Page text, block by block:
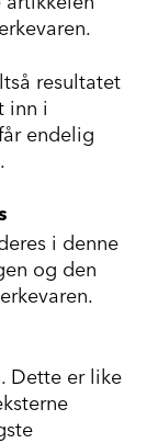
resultatet
inn i
endelig
i denne
og den
Dette er like